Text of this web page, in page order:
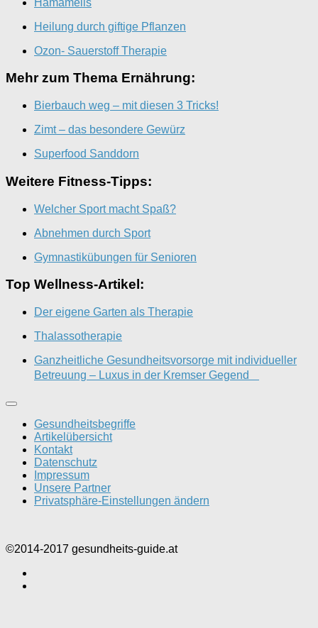
Heilung durch giftige Pflanzen
Ozon- Sauerstoff Therapie
Mehr zum Thema Ernährung:
Bierbauch weg – mit diesen 3 Tricks!
Zimt – das besondere Gewürz
Superfood Sanddorn
Weitere Fitness-Tipps:
Welcher Sport macht Spaß?
Abnehmen durch Sport
Gymnastikübungen für Senioren
Top Wellness-Artikel:
Der eigene Garten als Therapie
Thalassotherapie
Ganzheitliche Gesundheitsvorsorge mit individueller
Betreuung – Luxus in der Kremser Gegend
Gesundheitsbegriffe
Artikelübersicht
Kontakt
Datenschutz
Impressum
Unsere Partner
Privatsphäre-Einstellungen ändern
©2014-2017 gesundheits-guide.at